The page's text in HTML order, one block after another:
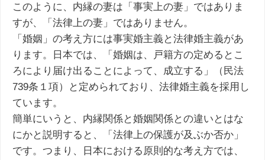
このように、内縁の妻は「事実上の妻」ではありま
すが、「法律上の妻」ではありません。
「婚姻」の考え方には事実婚主義と法律婚主義があ
ります。日本では、「婚姻は、戸籍方の定めるとこ
ろにより届け出ることによって、成立する」（民法
739条１項）と定められており、法律婚主義を採用し
ています。
簡単にいうと、内縁関係と婚姻関係との違いとはな
にかと説明すると、「法律上の保護が及ぶか否か」
です。つまり、日本における原則的な考え方では、